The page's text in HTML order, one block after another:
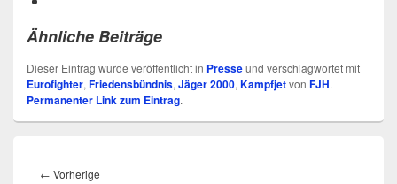
Ähnliche Beiträge
Dieser Eintrag wurde veröffentlicht in Presseund verschlagwortet mit
Eurofighter, Friedensbündnis, Jäger 2000, Kampfjetvon FJH.
Permanenter Link zum Eintrag.
← Vorherige